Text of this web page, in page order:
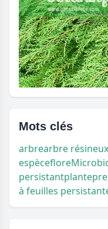
Mots clés
arbrearbre résineux
espèceflore
persistantplante
à feuilles